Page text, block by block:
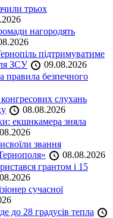
трьох
нагородять
підтримуватиме
ЗСУ
09.08.2026
правила безпечного
слухань
08.08.2026
екшнкамера зняла
звання
08.08.2026
грантом і 15
сучасної
до 28 градусів тепла